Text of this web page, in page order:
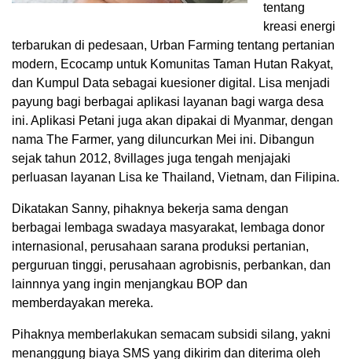
tentang
kreasi energi
terbarukan di pedesaan, Urban Farming tentang pertanian
modern, Ecocamp untuk Komunitas Taman Hutan Rakyat,
dan Kumpul Data sebagai kuesioner digital. Lisa menjadi
payung bagi berbagai aplikasi layanan bagi warga desa
ini. Aplikasi Petani juga akan dipakai di Myanmar, dengan
nama The Farmer, yang diluncurkan Mei ini. Dibangun
sejak tahun 2012, 8villages juga tengah menjajaki
perluasan layanan Lisa ke Thailand, Vietnam, dan Filipina.
Dikatakan Sanny, pihaknya bekerja sama dengan
berbagai lembaga swadaya masyarakat, lembaga donor
internasional, perusahaan sarana produksi pertanian,
perguruan tinggi, perusahaan agrobisnis, perbankan, dan
lainnnya yang ingin menjangkau BOP dan
memberdayakan mereka.
Pihaknya memberlakukan semacam subsidi silang, yakni
menanggung biaya SMS yang dikirim dan diterima oleh